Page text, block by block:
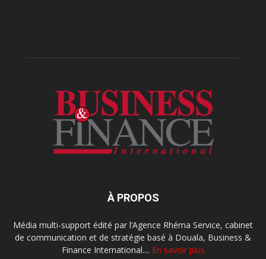
À PROPOS
Média multi-support édité par l’Agence Rhéma Service, cabinet
de communication et de stratégie basé à Douala, Business &
Finance International.... En savoir plus